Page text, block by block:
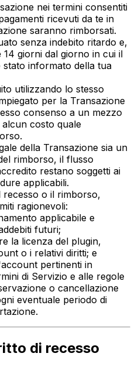
nei termini consentiti
ricevuti da te in
saranno rimborsati.
senza indebito ritardo e,
giorni dal giorno in cui il
informato della tua
utilizzando lo stesso
per la Transazione
consenso a un mezzo
costo quale
della Transazione sia un
rimborso, il flusso
restano soggetti ai
applicabili.
o il rimborso,
ragionevoli:
applicabile e
futuri;
la licenza del plugin,
o i relativi diritti; e
pertinenti in
di Servizio e alle regole
o cancellazione
eventuale periodo di
di recesso